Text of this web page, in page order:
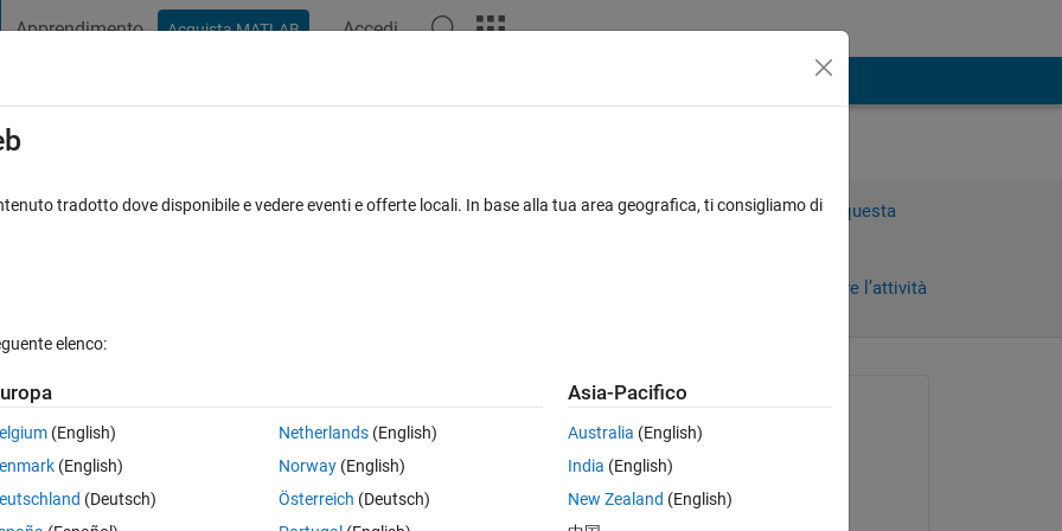
Apprendimento Acquista MATLAB Accedi
equal to zero
Accedi per rispondere a questa
Accedi per seguire l’attività
specific row, i +1, of a matrix, cA, with a specific value, say 1E-07. How
Richiesto:
Robert Demyanovich
il 5 Ott 2021
Risposto:
tradotto dove disponibile e vedere eventi e offerte locali. In base alla tua area geografica, ti consigliamo di
elenco:
(English)
(English)
(Deutsch)
Netherlands(English)
Norway(English)
Österreich (Deutsch)
Asia-Pacifico
Australia (English)
India (English)
New Zealand (English)